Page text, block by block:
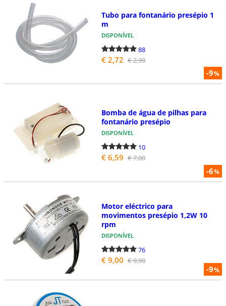
-9%
Tubo para fontanário presépio 1
m
DISPONÍVEL
88
€ 2,72 € 2,99
-6%
Bomba de água de pilhas para
fontanário presépio
DISPONÍVEL
10
€ 6,59 € 7,00
-9%
Motor eléctrico para
movimentos presépio 1,2W 10
rpm
DISPONÍVEL
76
€ 9,00 € 9,90